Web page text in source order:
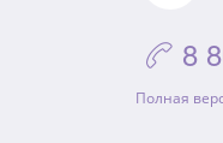
 8
Полная